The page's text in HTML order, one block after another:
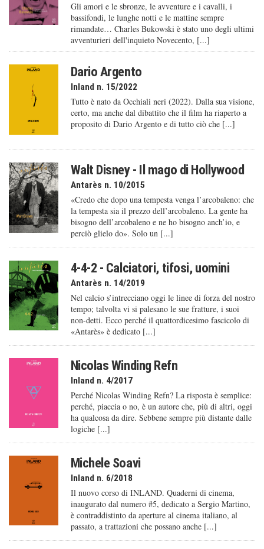
Gli amori e le sbronze, le avventure e i cavalli, i
bassifondi, le lunghe notti e le mattine sempre
rimandate… Charles Bukowski è stato uno degli ultimi
avventurieri dell'inquieto Novecento, [...]
Dario Argento
Inland n. 15/2022
Tutto è nato da Occhiali neri (2022). Dalla sua visione,
certo, ma anche dal dibattito che il film ha riaperto a
proposito di Dario Argento e di tutto ciò che [...]
Walt Disney - Il mago di Hollywood
Antarès n. 10/2015
«Credo che dopo una tempesta venga l’arcobaleno: che
la tempesta sia il prezzo dell’arcobaleno. La gente ha
bisogno dell’arcobaleno e ne ho bisogno anch’io, e
perciò glielo do». Solo un [...]
4-4-2 - Calciatori, tifosi, uomini
Antarès n. 14/2019
Nel calcio s’intrecciano oggi le linee di forza del nostro
tempo; talvolta vi si palesano le sue fratture, i suoi
non-detti. Ecco perché il quattordicesimo fascicolo di
«Antarès» è dedicato [...]
Nicolas Winding Refn
Inland n. 4/2017
Perché Nicolas Winding Refn? La risposta è semplice:
perché, piaccia o no, è un autore che, più di altri, oggi
ha qualcosa da dire. Sebbene sempre più distante dalle
logiche [...]
Michele Soavi
Inland n. 6/2018
Il nuovo corso di INLAND. Quaderni di cinema,
inaugurato dal numero #5, dedicato a Sergio Martino,
è contraddistinto da aperture al cinema italiano, al
passato, a trattazioni che possano anche [...]